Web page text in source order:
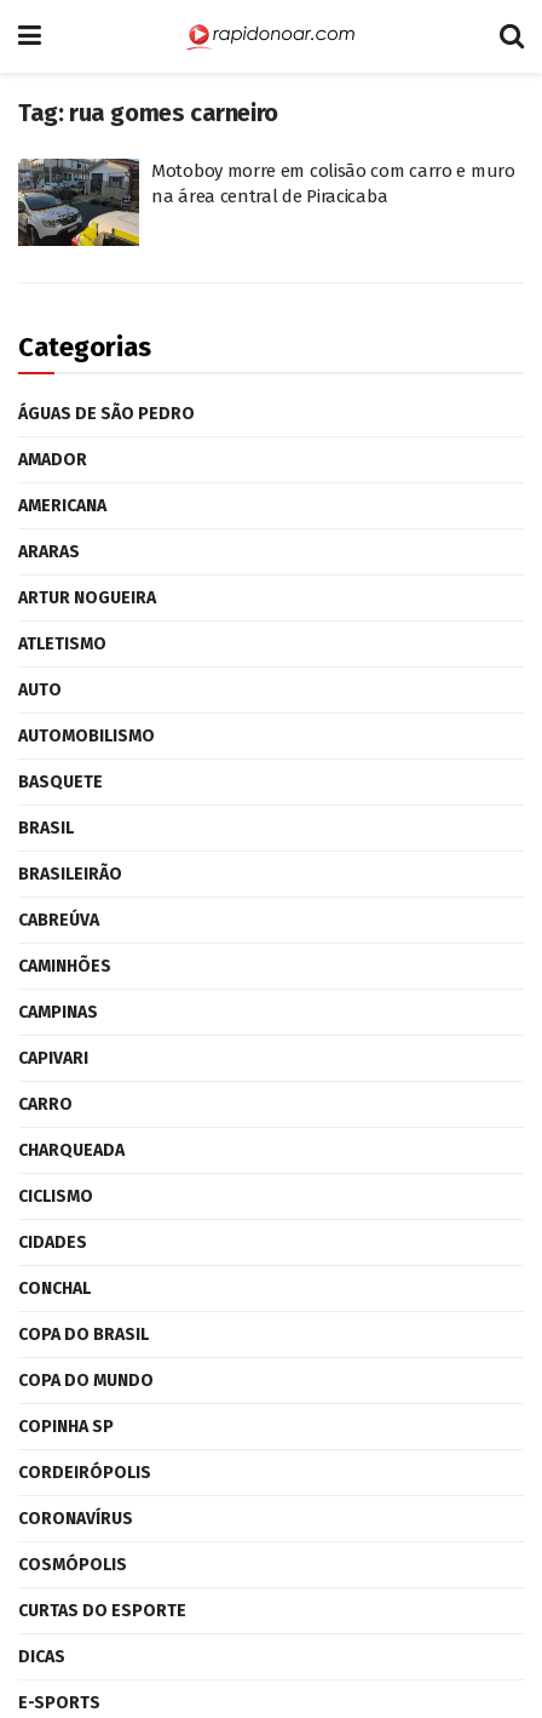
Tag: rua gomes carneiro
Motoboy morre em colisão com carro e muro
na área central de Piracicaba
Categorias
ÁGUAS DE SÃO PEDRO
AMADOR
AMERICANA
ARARAS
ARTUR NOGUEIRA
ATLETISMO
AUTO
AUTOMOBILISMO
BASQUETE
BRASIL
BRASILEIRÃO
CABREÚVA
CAMINHÕES
CAMPINAS
CAPIVARI
CARRO
CHARQUEADA
CICLISMO
CIDADES
CONCHAL
COPA DO BRASIL
COPA DO MUNDO
COPINHA SP
CORDEIRÓPOLIS
CORONAVÍRUS
COSMÓPOLIS
CURTAS DO ESPORTE
DICAS
E-SPORTS